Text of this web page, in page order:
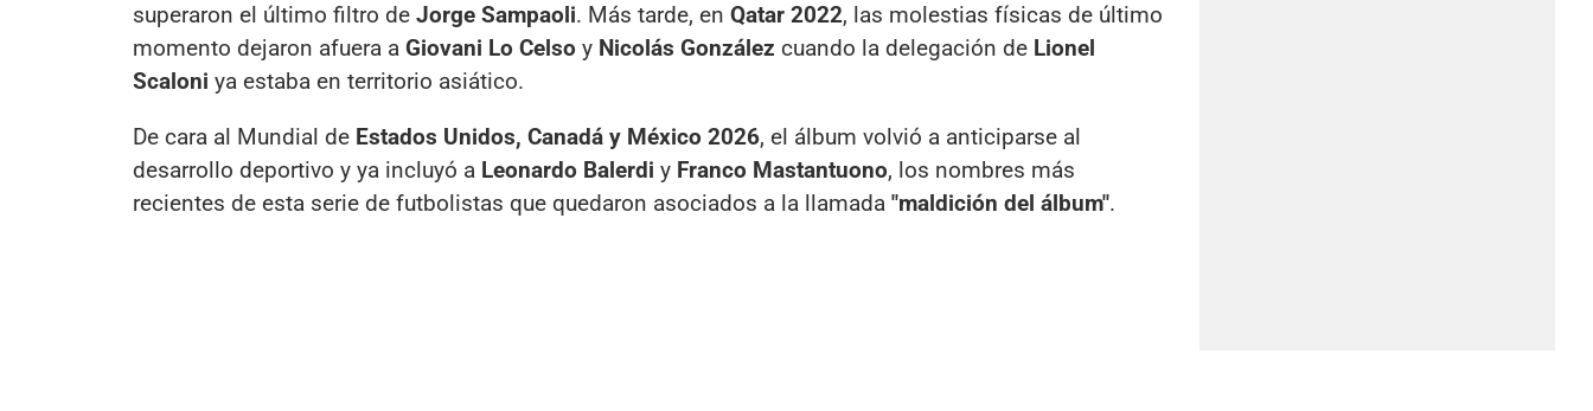
superaron el último filtro de Jorge Sampaoli. Más tarde, en Qatar 2022, las molestias físicas de último
momento dejaron afuera a Giovani Lo Celso y Nicolás González cuando la delegación de Lionel
Scaloni ya estaba en territorio asiático.
De cara al Mundial de Estados Unidos, Canadá y México 2026, el álbum volvió a anticiparse al
desarrollo deportivo y ya incluyó a Leonardo Balerdi y Franco Mastantuono, los nombres más
recientes de esta serie de futbolistas que quedaron asociados a la llamada "maldición del álbum".